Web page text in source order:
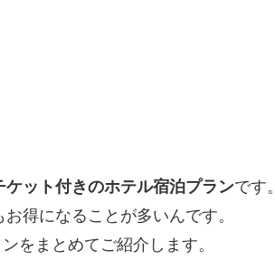
ケット付きのホテル宿泊プランです。
得になることが多いんです。
をまとめてご紹介します。